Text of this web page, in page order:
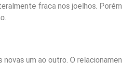
fraca nos joelhos.
um ao outro. O